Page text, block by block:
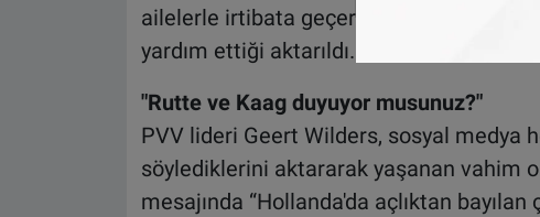
ailelerle irtibata geçerek gerekli olan
yardım ettiği aktarıldı.
"Rutte ve Kaag duyuyor musunuz?"
PVV lideri Geert Wilders, sosyal medya
söylediklerini aktararak yaşanan vahim
mesajında “Hollanda'da açlıktan